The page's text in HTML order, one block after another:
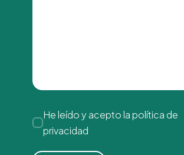
He leído y acepto lapolítica de
privacidad